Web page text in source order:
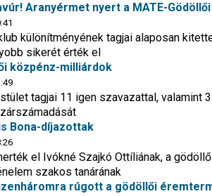
Aranyérmet nyert a MATE-
különítményének tagjai alaposan
sikerét érték el
közpénz-milliárdok
tagjai 11 igen szavazattal, valamint
Bona-díjazottak
el Ivókné Szajkó Ottíliának, a
szakos tanárának
rúgott a gödöllői